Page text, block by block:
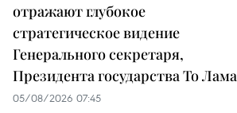
отражают глубокое
стратегическое видение
Генерального секретаря,
Президента государства То Лама
05/08/2026 07:45